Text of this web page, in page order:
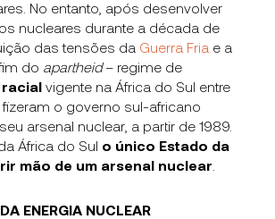
No entanto, após desenvolver
nucleares durante a década de
das tensões da Guerra Fria e a
do apartheid– regime de
vigente na África do Sul entre
fizeram o governo sul-africano
arsenal nuclear, a partir de 1989.
África do Sul o único Estado da
mão de um arsenal nuclear
ENERGIA NUCLEAR